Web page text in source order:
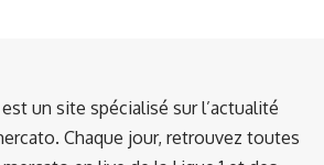
un site spécialisé sur l’actualité
Chaque jour, retrouvez toutes